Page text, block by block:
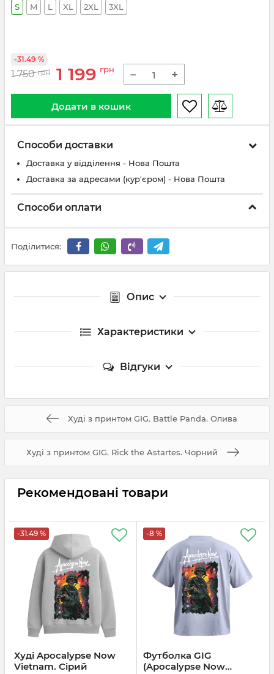
S M L XL 2XL 3XL
1 750 грн 1 199 грн
-31.49 %
− +
Додати в кошик
Способи доставки
Доставка у відділення - Нова Пошта
Доставка за адресами (кур'єром) - Нова Пошта
Способи оплати
Поділитися:
Опис
Характеристики
Відгуки
Худі з принтом GIG. Battle Panda. Олива
Худі з принтом GIG. Rick the Astartes. Чорний
Рекомендовані товари
-31.49 %
Худі Apocalypse Now
Vietnam. Сірий
-8 %
Футболка GIG
(Apocalypse Now